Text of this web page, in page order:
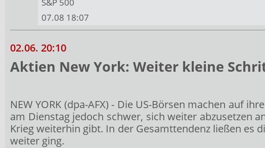
S&P 500
07.08 18:07
02.06. 20:10
Aktien New York: Weiter kleine
NEW YORK (dpa-AFX) - Die US-Börsen machen auf
am Dienstag jedoch schwer, sich weiter abzusetzen
Krieg weiterhin gibt. In der Gesamttendenz ließen es
weiter ging.